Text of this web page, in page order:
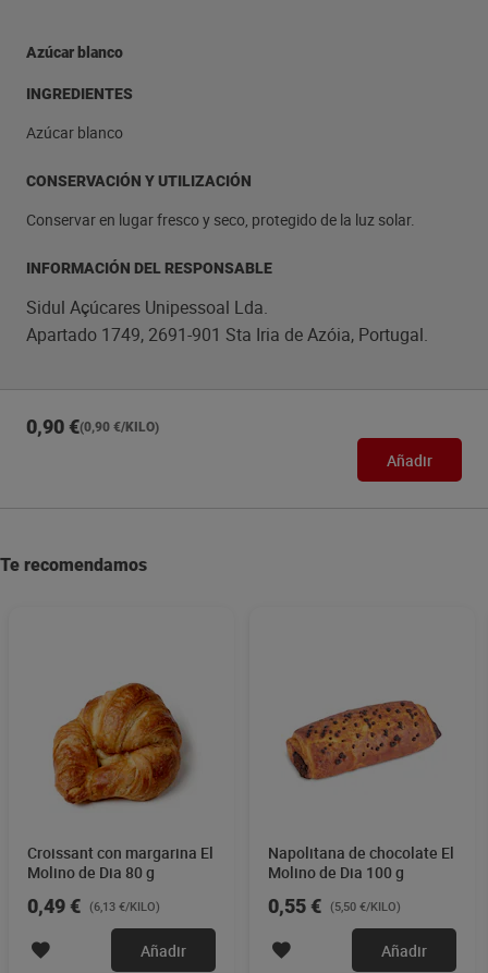
Azúcar blanco
INGREDIENTES
Azúcar blanco
CONSERVACIÓN Y UTILIZACIÓN
Conservar en lugar fresco y seco, protegido de la luz solar.
INFORMACIÓN DEL RESPONSABLE
Sidul Açúcares Unipessoal Lda.
Apartado 1749, 2691-901 Sta Iria de Azóia, Portugal.
0,90 €(0,90 €/KILO)
Añadir
Te recomendamos
Croissant con margarina El
Molino de Dia 80 g
0,49 € (6,13 €/KILO)
Añadir
Napolitana de chocolate El
Molino de Dia 100 g
0,55 € (5,50 €/KILO)
Añadir